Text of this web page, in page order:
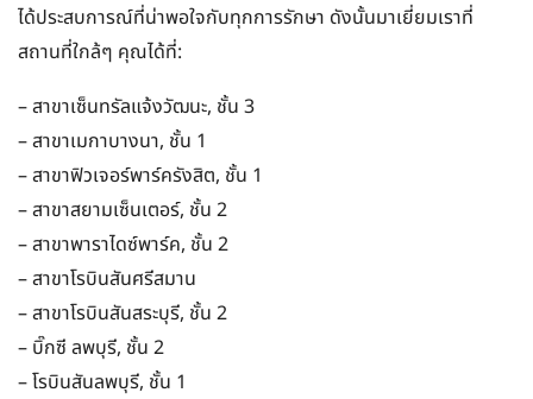
ได้ประสบการณ์ที่น่าพอใจกับทุกการรักษา ดังนั้นมาเยี่ยมเราที่
สถานที่ใกล้ๆ คุณได้ที่:
– สาขาเซ็นทรัลแจ้งวัฒนะ, ชั้น 3
– สาขาเมกาบางนา, ชั้น 1
– สาขาฟิวเจอร์พาร์ครังสิต, ชั้น 1
– สาขาสยามเซ็นเตอร์, ชั้น 2
– สาขาพาราไดซ์พาร์ค, ชั้น 2
– สาขาโรบินสันศรีสมาน
– สาขาโรบินสันสระบุรี, ชั้น 2
– บิ๊กซี ลพบุรี, ชั้น 2
– โรบินสันลพบุรี, ชั้น 1